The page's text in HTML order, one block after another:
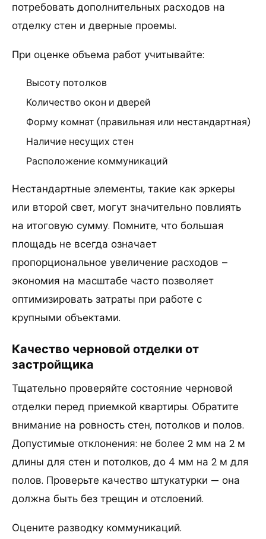
потребовать дополнительных расходов на
отделку стен и дверные проемы.
При оценке объема работ учитывайте:
Высоту потолков
Количество окон и дверей
Форму комнат (правильная или нестандартная)
Наличие несущих стен
Расположение коммуникаций
Нестандартные элементы, такие как эркеры
или второй свет, могут значительно повлиять
на итоговую сумму. Помните, что большая
площадь не всегда означает
пропорциональное увеличение расходов –
экономия на масштабе часто позволяет
оптимизировать затраты при работе с
крупными объектами.
Качество черновой отделки от
застройщика
Тщательно проверяйте состояние черновой
отделки перед приемкой квартиры. Обратите
внимание на ровность стен, потолков и полов.
Допустимые отклонения: не более 2 мм на 2 м
длины для стен и потолков, до 4 мм на 2 м для
полов. Проверьте качество штукатурки — она
должна быть без трещин и отслоений.
Оцените разводку коммуникаций.